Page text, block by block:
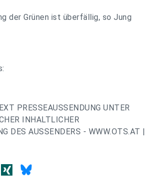
der Grünen ist überfällig, so Jung
PRESSEAUSSENDUNG UNTER
INHALTLICHER
DES AUSSENDERS - WWW.OTS.AT |